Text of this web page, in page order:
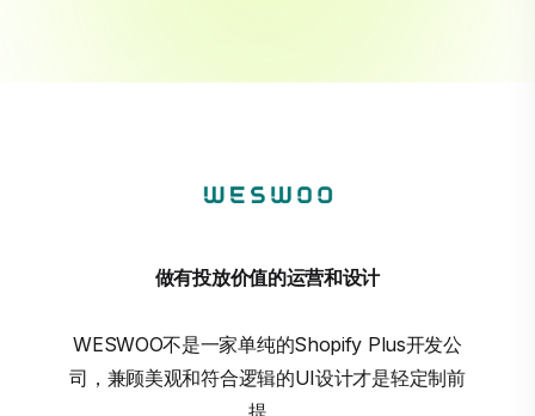
做有投放价值的运营和设计
WESWOO不是一家单纯的Shopify Plus开发公
司，兼顾美观和符合逻辑的UI设计才是轻定制前
提。